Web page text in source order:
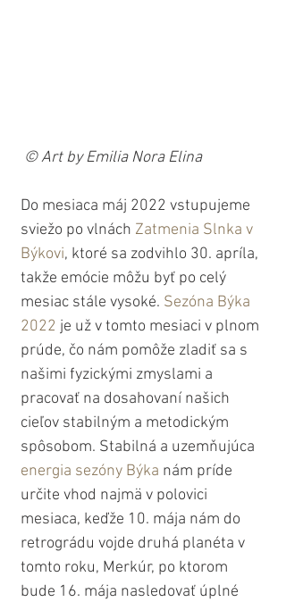
© Art by Emilia Nora Elina
Do mesiaca máj 2022 vstupujeme
sviežo po vlnách Zatmenia Slnka v
Býkovi, ktoré sa zodvihlo 30. apríla,
takže emócie môžu byť po celý
mesiac stále vysoké. Sezóna Býka
2022 je už v tomto mesiaci v plnom
prúde, čo nám pomôže zladiť sa s
našimi fyzickými zmyslami a
pracovať na dosahovaní našich
cieľov stabilným a metodickým
spôsobom. Stabilná a uzemňujúca
energia sezóny Býka nám príde
určite vhod najmä v polovici
mesiaca, keďže 10. mája nám do
retrográdu vojde druhá planéta v
tomto roku, Merkúr, po ktorom
bude 16. mája nasledovať úplné